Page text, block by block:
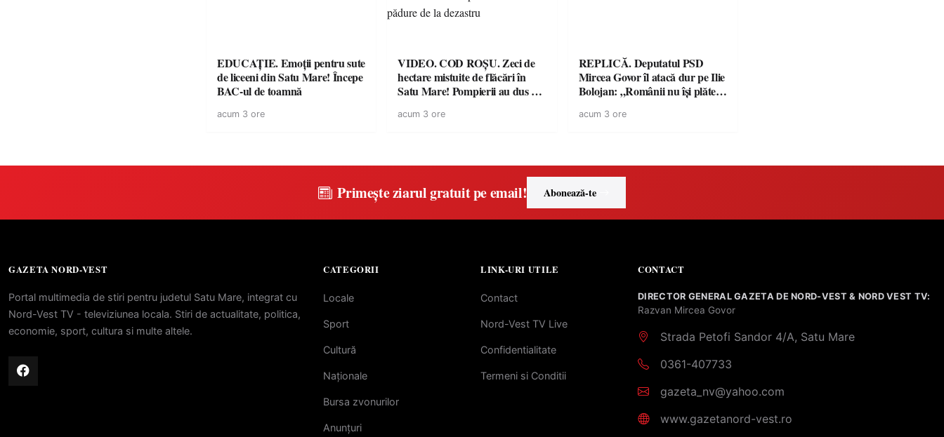
EDUCAȚIE. Emoții pentru sute
de liceeni din Satu Mare! Începe
BAC-ul de toamnă
acum 3 ore
VIDEO. COD ROȘU. Zeci de
hectare mistuite de flăcări în
Satu Mare! Pompierii au dus o
a salva o pădure de la dezastru
acum 3 ore
REPLICĂ. Deputatul PSD
Mircea Govor îl atacă dur pe Ilie
Bolojan: „Românii nu își plătesc
economici”
acum 3 ore
Primește ziarul gratuit pe email! Abonează-te
GAZETA NORD-VEST
Portal multimedia de stiri pentru judetul Satu Mare, integrat cu
Nord-Vest TV - televiziunea locala. Stiri de actualitate, politica,
economie, sport, cultura si multe altele.
CATEGORII
Locale
Sport
Cultură
Naționale
Bursa zvonurilor
Anunțuri
LINK-URI UTILE
Contact
Nord-Vest TV Live
Confidentialitate
Termeni si Conditii
CONTACT
DIRECTOR GENERAL GAZETA DE NORD-VEST & NORD VEST TV:
Razvan Mircea Govor
Strada Petofi Sandor 4/A, Satu Mare
0361-407733
gazeta_nv@yahoo.com
www.gazetanord-vest.ro